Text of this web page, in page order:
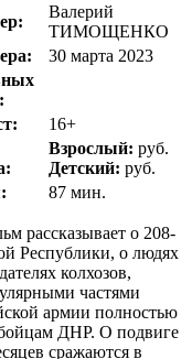
Валерий
ТИМОЩЕНКО
30 марта 2023
16+
Взрослый: руб.
Детский: руб.
87 мин.
рассказывает о 208-
Республики, о людях
колхозов,
частями
армии полностью
ДНР. О подвиге
сражаются в